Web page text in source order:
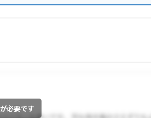
が必要です